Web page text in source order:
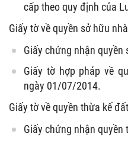
cấp theo quy định của
Giấy tờ về quyền sở hữu
Giấy chứng nhận quyền
Giấy tờ hợp pháp về
ngày 01/07/2014.
Giấy tờ về quyền thừa kế
Giấy chứng nhận quyền